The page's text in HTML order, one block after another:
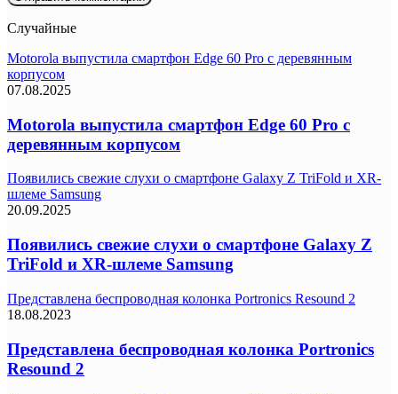
Случайные
Motorola выпустила смартфон Edge 60 Pro с деревянным
корпусом
07.08.2025
Motorola выпустила смартфон Edge 60 Pro с
деревянным корпусом
Появились свежие слухи о смартфоне Galaxy Z TriFold и XR-
шлеме Samsung
20.09.2025
Появились свежие слухи о смартфоне Galaxy Z
TriFold и XR-шлеме Samsung
Представлена беспроводная колонка Portronics Resound 2
18.08.2023
Представлена беспроводная колонка Portronics
Resound 2